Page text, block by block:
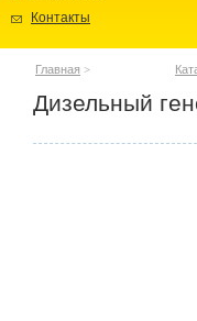
Контакты
Главная >
Дизельный